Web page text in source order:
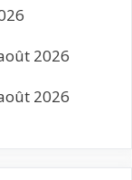
2026
2026